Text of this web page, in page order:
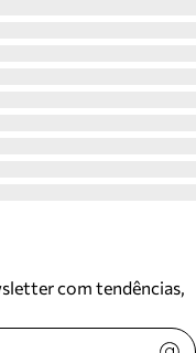
com tendências,